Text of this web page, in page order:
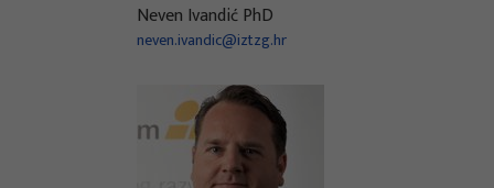
Neven Ivandić PhD
neven.ivandic@iztzg.hr